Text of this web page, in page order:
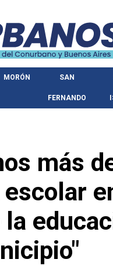
MORÓN SAN
FERNANDO
más